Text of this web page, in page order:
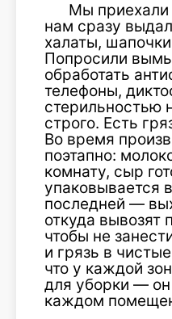
Мы
нам сразу
халаты,
Попросили
обработать
телефоны,
стерильностью
строго. Есть
Во время
поэтапно:
комнату, сыр
упаковывается
последней —
откуда
чтобы не
и грязь в
что у каждой
для уборки — он
каждом